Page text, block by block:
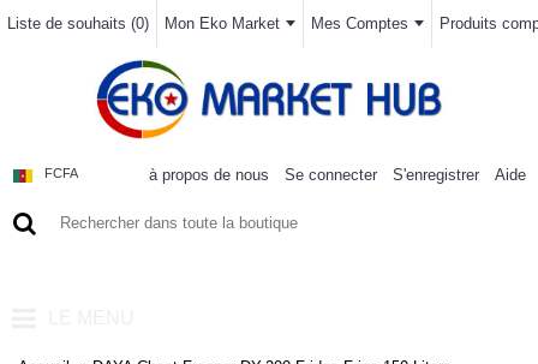
Liste de souhaits (0) Mon Eko Market Mes Comptes Produits
FCFA à propos de nous Se connecter S'enregistrer Aide